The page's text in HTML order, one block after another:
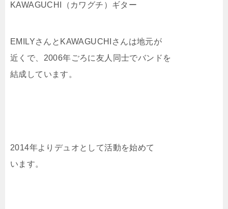
KAWAGUCHI（カワグチ）ギター
EMILYさんとKAWAGUCHIさんは地元が
近くで、2006年ごろに友人同士でバンドを
結成しています。
2014年よりデュオとして活動を始めて
います。